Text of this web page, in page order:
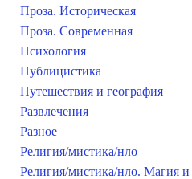
Проза. Историческая
Проза. Современная
Психология
Публицистика
Путешествия и география
Развлечения
Разное
Религия/мистика/нло
Религия/мистика/нло. Магия и